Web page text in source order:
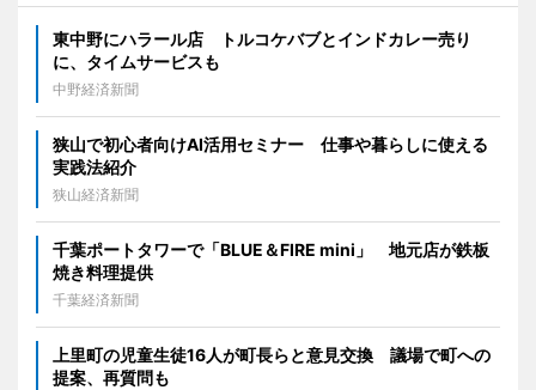
東中野にハラール店 トルコケバブとインドカレー売り
に、タイムサービスも
中野経済新聞
狭山で初心者向けAI活用セミナー 仕事や暮らしに使える
実践法紹介
狭山経済新聞
千葉ポートタワーで「BLUE＆FIRE mini」 地元店が鉄板
焼き料理提供
千葉経済新聞
上里町の児童生徒16人が町長らと意見交換 議場で町への
提案、再質問も